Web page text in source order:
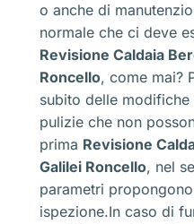
o anche di
normale che ci deve
Revisione Caldaia
Roncello, come mai?
subito delle
pulizie che non
prima Revisione
Galilei Roncello, nel
parametri
ispezione.In caso di